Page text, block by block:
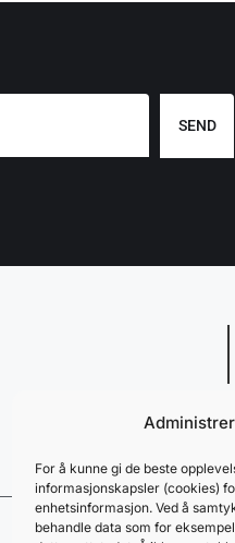
For å kunne gi de beste
informasjonskapsler (cookies)
enhetsinformasjon. Ved å
behandle data som for
SEND